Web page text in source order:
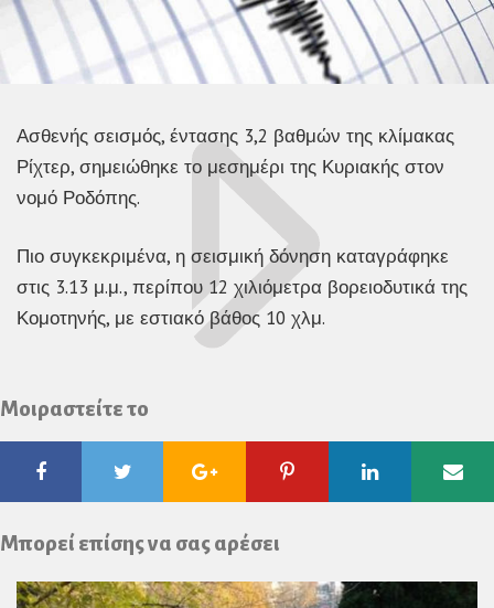
Ασθενής σεισμός, έντασης 3,2 βαθμών της κλίμακας
Ρίχτερ, σημειώθηκε το μεσημέρι της Κυριακής στον
νομό Ροδόπης.
Πιο συγκεκριμένα, η σεισμική δόνηση καταγράφηκε
στις 3.13 μ.μ., περίπου 12 χιλιόμετρα βορειοδυτικά της
Κομοτηνής, με εστιακό βάθος 10 χλμ.
Μοιραστείτε το
FacebookTwitter Google
Plus
Pinterest Linkedin
Μπορεί επίσης να σας αρέσει